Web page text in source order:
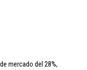
mercado del 28%,